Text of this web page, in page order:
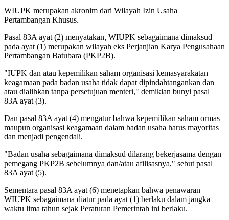
WIUPK merupakan akronim dari Wilayah Izin Usaha
Pertambangan Khusus.
Pasal 83A ayat (2) menyatakan, WIUPK sebagaimana dimaksud
pada ayat (1) merupakan wilayah eks Perjanjian Karya Pengusahaan
Pertambangan Batubara (PKP2B).
"IUPK dan atau kepemilikan saham organisasi kemasyarakatan
keagamaan pada badan usaha tidak dapat dipindahtangankan dan
atau dialihkan tanpa persetujuan menteri," demikian bunyi pasal
83A ayat (3).
Dan pasal 83A ayat (4) mengatur bahwa kepemilikan saham ormas
maupun organisasi keagamaan dalam badan usaha harus mayoritas
dan menjadi pengendali.
"Badan usaha sebagaimana dimaksud dilarang bekerjasama dengan
pemegang PKP2B sebelumnya dan/atau afilisasnya," sebut pasal
83A ayat (5).
Sementara pasal 83A ayat (6) menetapkan bahwa penawaran
WIUPK sebagaimana diatur pada ayat (1) berlaku dalam jangka
waktu lima tahun sejak Peraturan Pemerintah ini berlaku.